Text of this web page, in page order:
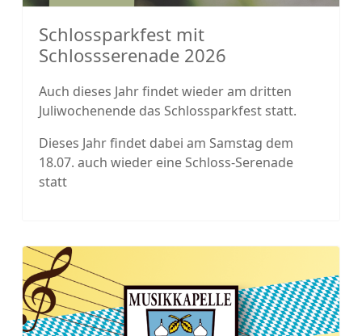
Schlossparkfest mit
Schlossserenade 2026
Auch dieses Jahr findet wieder am dritten
Juliwochenende das Schlossparkfest statt.
Dieses Jahr findet dabei am Samstag dem
18.07. auch wieder eine Schloss-Serenade
statt